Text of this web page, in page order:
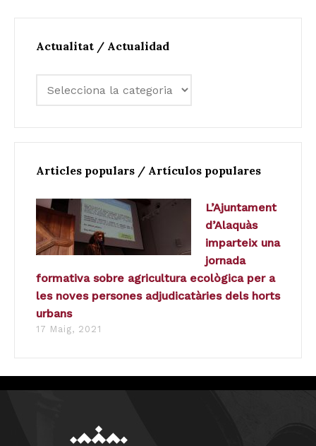
Actualitat / Actualidad
Articles populars / Artículos populares
L’Ajuntament
d’Alaquàs
imparteix una
jornada
formativa sobre agricultura ecològica per a
les noves persones adjudicatàries dels horts
urbans
17 Maig, 2021